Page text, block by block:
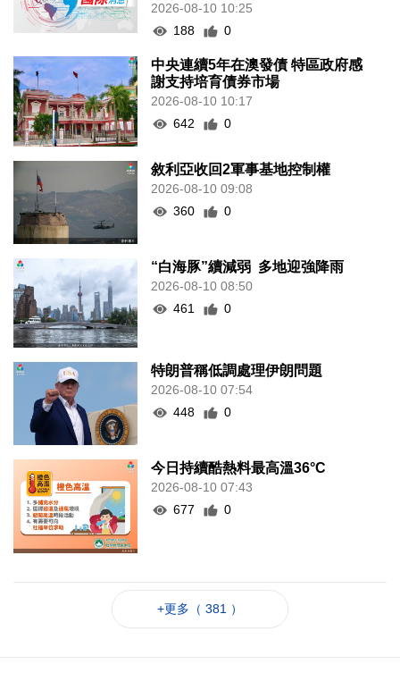
2026-08-10 10:25
188
0
中央連續5年在澳發債 特區政府感
謝支持培育債券市場
2026-08-10 10:17
642
0
敘利亞收回2軍事基地控制權
2026-08-10 09:08
360
0
“白海豚”續減弱 多地迎強降雨
2026-08-10 08:50
461
0
特朗普稱低調處理伊朗問題
2026-08-10 07:54
448
0
今日持續酷熱料最高溫36°C
2026-08-10 07:43
677
0
+更多（ 381 ）